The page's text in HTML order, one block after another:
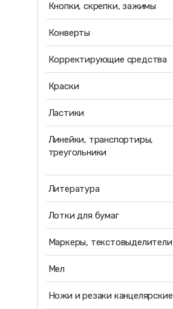
Кнопки, скрепки, зажимы
Конверты
Корректирующие средства
Краски
Ластики
Линейки, транспортиры,
треугольники
Литература
Лотки для бумаг
Маркеры, текстовыделители
Мел
Ножи и резаки канцелярские